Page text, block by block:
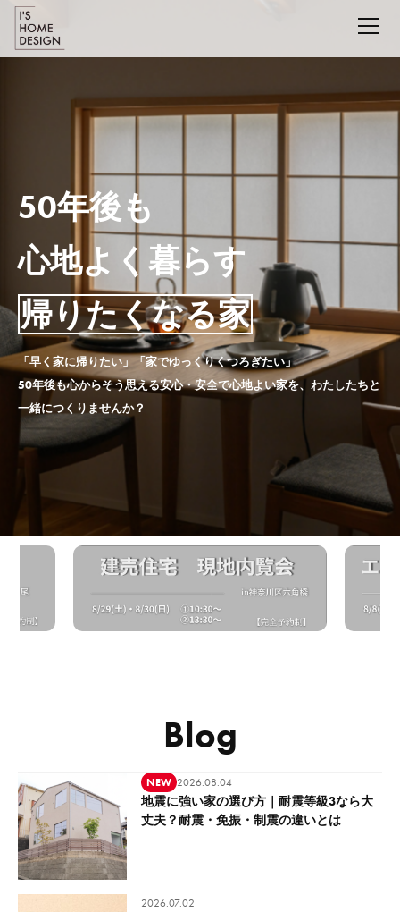
50年後も
心地よく暮らす
帰りたくなる家
「早く家に帰りたい」「家でゆっくりくつろぎたい」
50年後も心からそう思える安心・安全で心地よい家を、わたしたちと
一緒につくりませんか？
Blog
地震に強い家の選び方｜耐震等級3なら大
丈夫？耐震・免振・制震の違いとは
NEW 2026.08.04
2026.07.02